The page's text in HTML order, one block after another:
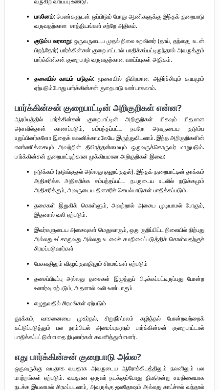
பாலினம்:பெண்களுடன் ஒப்பிடும் போது ஆண்களுக்கு இந்தக் குறைபாடு
வருவதற்கான சாத்தியங்கள் சற்றே அதிகம்.
குடும்ப வரலாறு:ஒருவருடைய முதல் நிலை உறவினர் (தாய், தந்தை, உடன்
பிறந்தோர்) பார்க்கின்சன் குறைபாட்டால் பாதிக்கப்பட்டிருந்தால் அவருக்கும்
பார்க்கின்சன் குறைபாடு வருவதற்கான வாய்ப்புகள் அதிகம்.
தலையில் காயம் படுதல்:மூளையில் தீவிரமான அதிர்ச்சியும் காயமும்
ஏற்படும்போது பார்க்கின்சன் குறைபாடு உண்டாகலாம்.
பார்க்கின்சன் குறைபாட்டின் அறிகுறிகள் என்ன?
ஆரம்பத்தில் பார்க்கின்சன் குறைபாட்டின் அறிகுறிகள் மிகவும் மிதமான
அளவில்தான் காணப்படும், சம்பந்தப்பட்ட நபரோ அவருடைய குடும்ப
உறுப்பினர்களோ இதைக் கவனிக்காமலேயே இருந்துவிடலாம். இந்த அறிகுறிகளின்
எண்ணிக்கையும் அவற்றின் தீவிரத்தன்மையும் ஒருவருக்கொருவர் மாறுபடும்.
பார்க்கின்சன் குறைபாட்டிற்கான முக்கியமான அறிகுறிகள் இவை:
நடுக்கம் (நடுங்குதல் அல்லது குலுங்குதல்). இந்தக் குறைபாட்டின் தாக்கம்
அதிகரிக்க அதிகரிக்க சம்பந்தப்பட்ட நபருடைய உடலில் நடுக்கமும்
அதிகரிக்கும், அவருடைய தினசரிச் செயல்பாடுகள் பாதிக்கப்படும்.
தசைகள் இறுகிக் கொள்ளும், அவற்றால் அசைய முடியாமல் போகும்,
இதனால் வலி ஏற்படும்.
இவர்களுடைய அசைவுகள் மெதுவாகும், ஒரு குறிப்பிட்ட நிலையில் நிற்பது
அல்லது உட்காருவது அல்லது உடலைச் சமநிலைப்படுத்திக் கொள்வதற்குச்
சிரமப்படுவார்கள்
பேசுவதிலும் விழுங்குவதிலும் சிரமங்கள் ஏற்படும்
தசைப்பிடிப்பு அல்லது தசைகள் இழுத்துப் பிடிக்கப்பட்டிருப்பது போன்ற
உணர்வு ஏற்படும், அதனால் வலி உண்டாகும்
எழுதுவதில் சிரமங்கள் ஏற்படும்
தூக்கம், வாசனையை முகர்தல், சிறுநீர்/மலம் கழித்தல் போன்றவற்றைக்
கட்டுப்படுத்தும் பல நரம்பியல் அமைப்புகளும் பார்க்கின்சன் குறைபாட்டால்
பாதிக்கப்பட்டுள்ளதை நிபுணர்கள் கவனித்துள்ளனர்.
எது பார்க்கின்சன் குறைபாடு அல்ல?
ஒருவருக்கு வயதாக வயதாக அவருடைய ஆரோக்கியத்திலும் நலனிலும் பல
மாற்றங்கள் ஏற்படும். வயதான ஒருவர் நடக்கும்போது திடீரென்று சமநிலையாக
நடக்க இயலாமல் சிரமப்படலாம், அவருக்கு ஜலதோஷம் அல்லது காய்ச்சல் வந்தால்